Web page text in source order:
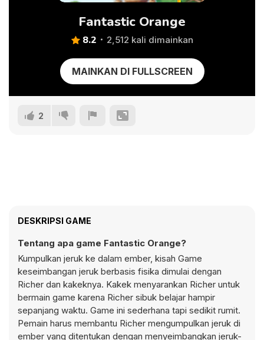
Fantastic Orange
8.2 2,512 kali dimainkan
MAINKAN DI FULLSCREEN
2
DESKRIPSI GAME
Tentang apa game Fantastic Orange?
Kumpulkan jeruk ke dalam ember, kisah Game
keseimbangan jeruk berbasis fisika dimulai dengan
Richer dan kakeknya. Kakek menyarankan Richer untuk
bermain game karena Richer sibuk belajar hampir
sepanjang waktu. Game ini sederhana tapi sedikit rumit.
Pemain harus membantu Richer mengumpulkan jeruk di
ember yang ditentukan dengan menyeimbangkan jeruk-